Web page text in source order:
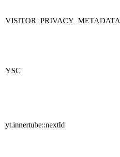
VISITOR_PRIVACY_METADATA
YSC
yt.innertube::nextId